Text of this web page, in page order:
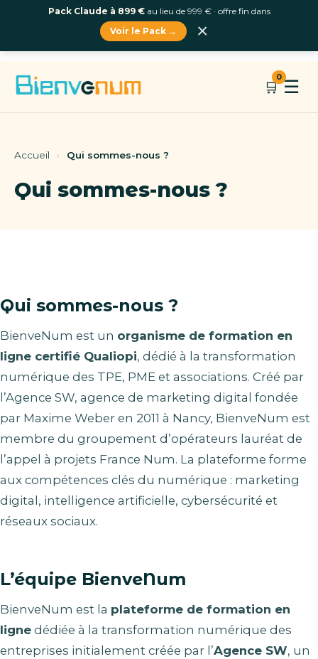
🛒
0
☰
Accueil › Qui sommes-nous ?
Qui sommes-nous ?
Qui sommes-nous ?
BienveNum est un organisme de formation en
ligne certifié Qualiopi, dédié à la transformation
numérique des TPE, PME et associations. Créé par
l’Agence SW, agence de marketing digital fondée
par Maxime Weber en 2011 à Nancy, BienveNum est
membre du groupement d’opérateurs lauréat de
l’appel à projets France Num. La plateforme forme
aux compétences clés du numérique : marketing
digital, intelligence artificielle, cybersécurité et
réseaux sociaux.
L’équipe BienveNum
BienveNum est la plateforme de formation en
ligne dédiée à la transformation numérique des
entreprises initialement créée par l’Agence SW, un
Pack Claude à 899 €au lieu de 999 € · offre fin dans
Voir le Pack →
×